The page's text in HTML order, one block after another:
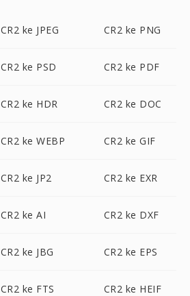
CR2 ke JPEG CR2 ke PNG
CR2 ke PSD CR2 ke PDF
CR2 ke HDR CR2 ke DOC
CR2 ke WEBP CR2 ke GIF
CR2 ke JP2 CR2 ke EXR
CR2 ke AI CR2 ke DXF
CR2 ke JBG CR2 ke EPS
CR2 ke FTS CR2 ke HEIF